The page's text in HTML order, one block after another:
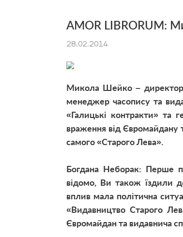
AMOR LIBRORUM:
28.02.2014
Микола Шейко – директор
менеджер часопису та
«Галицькі контракти» та
враження від Євромайдану
самого «Старого Лева».
Богдана Неборак: Перше
відомо, Ви також їздили
вплив мала політична
«Видавництво Старого
Євромайдан та видавнича